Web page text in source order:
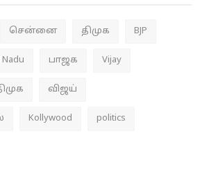
சென்னை திமுக BJP
Nadu பாஜக Vijay
விஜய்
Kollywood politics